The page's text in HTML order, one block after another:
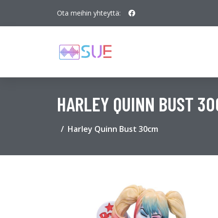
Ota meihin yhteyttä:
HARLEY QUINN BUST
Harley Quinn Bust 30cm